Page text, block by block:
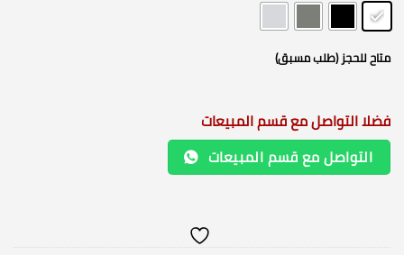
متاح للحجز (طلب مسبق)
فضلا التواصل مع قسم المبيعات
التواصل مع قسم المبيعات